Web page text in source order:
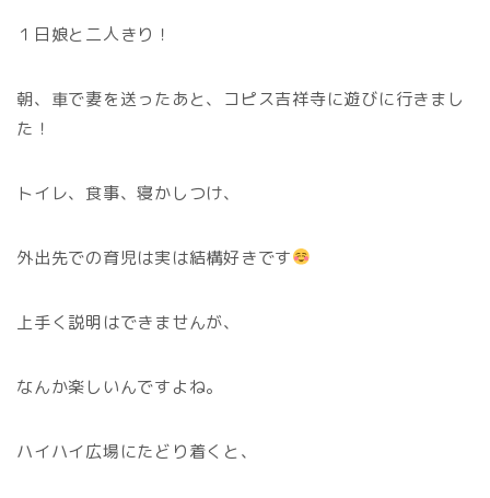
１日娘と二人きり！
朝、車で妻を送ったあと、コピス吉祥寺に遊びに行きまし
た！
トイレ、食事、寝かしつけ、
外出先での育児は実は結構好きです
上手く説明はできませんが、
なんか楽しいんですよね。
ハイハイ広場にたどり着くと、